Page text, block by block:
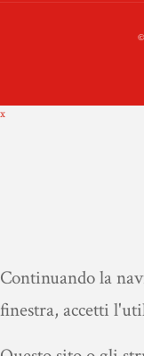
x
Continuando la
finestra, accetti